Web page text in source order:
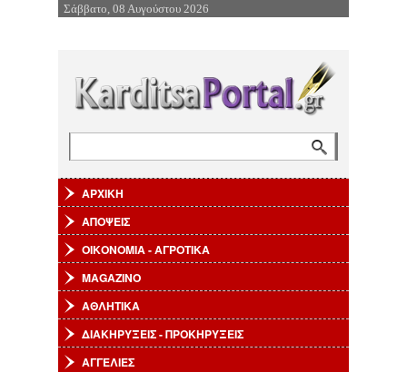
Επιστροφή στην Πλοήγηση
Σάββατο, 08 Αυγούστου 2026
ΑΡΧΙΚΗ
ΑΠΟΨΕΙΣ
ΟΙΚΟΝΟΜΙΑ - ΑΓΡΟΤΙΚΑ
MAGAZINO
ΑΘΛΗΤΙΚΑ
ΔΙΑΚΗΡΥΞΕΙΣ - ΠΡΟΚΗΡΥΞΕΙΣ
ΑΓΓΕΛΙΕΣ